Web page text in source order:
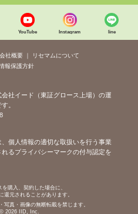
YouTube Instagram line
会社概要
リセマムについて
報保護方針
会社イード（東証グロース上場）の運
。
個人情報の適切な取扱いを行う事業
るプライバシーマークの付与認定を
購入、契約した場合に、
還元されることがあります。
写真・画像の無断転載を禁じます。
2026 IID, Inc.